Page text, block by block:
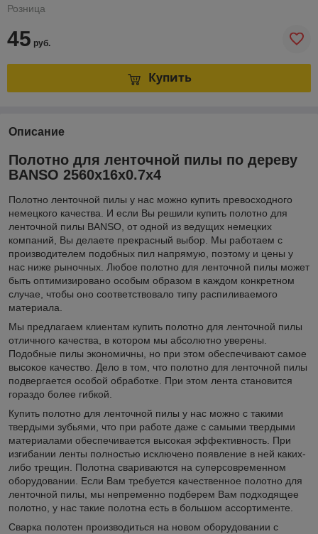
Розница
45 руб.
Купить
Описание
Полотно для ленточной пилы по дереву
BANSO 2560х16х0.7х4
Полотно ленточной пилы у нас можно купить превосходного
немецкого качества. И если Вы решили купить полотно для
ленточной пилы BANSO, от одной из ведущих немецких
компаний, Вы делаете прекрасный выбор. Мы работаем с
производителем подобных пил напрямую, поэтому и цены у
нас ниже рыночных. Любое полотно для ленточной пилы может
быть оптимизировано особым образом в каждом конкретном
случае, чтобы оно соответствовало типу распиливаемого
материала.
Мы предлагаем клиентам купить полотно для ленточной пилы
отличного качества, в котором мы абсолютно уверены.
Подобные пилы экономичны, но при этом обеспечивают самое
высокое качество. Дело в том, что полотно для ленточной пилы
подвергается особой обработке. При этом лента становится
гораздо более гибкой.
Купить полотно для ленточной пилы у нас можно с такими
твердыми зубьями, что при работе даже с самыми твердыми
материалами обеспечивается высокая эффективность. При
изгибании ленты полностью исключено появление в ней каких-
либо трещин. Полотна свариваются на суперсовременном
оборудовании. Если Вам требуется качественное полотно для
ленточной пилы, мы непременно подберем Вам подходящее
полотно, у нас такие полотна есть в большом ассортименте.
Сварка полотен производиться на новом оборудовании с